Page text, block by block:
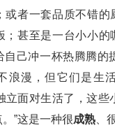
或者一套品质不错的
；甚至是一台小小的
自己冲一杯热腾腾的
浪漫，但它们是生
立面对生活了，这些
”这是一种很成熟、